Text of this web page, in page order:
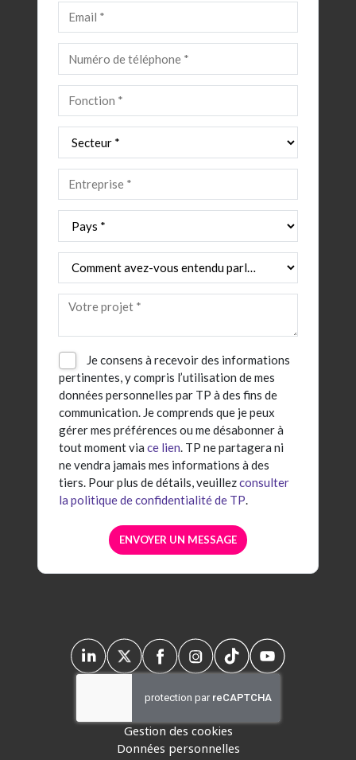
Je consens à recevoir des informations
pertinentes, y compris l’utilisation de mes
données personnelles par TP à des fins de
communication. Je comprends que je peux
gérer mes préférences ou me désabonner à
tout moment viace lien . TP ne partagera ni
ne vendra jamais mes informations à des
tiers. Pour plus de détails, veuillezconsulter
la politique de confidentialité de TP
Gestion des cookies
Données personnelles